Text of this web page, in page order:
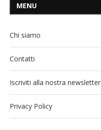
MENU
Chi siamo
Contatti
Iscriviti alla nostra newsletter
Privacy Policy